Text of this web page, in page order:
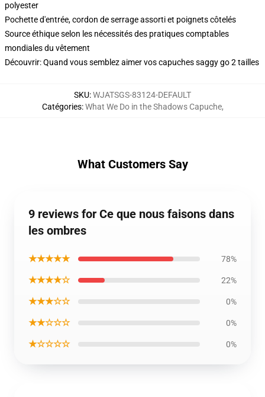
polyester
Pochette d'entrée, cordon de serrage assorti et poignets côtelés
Source éthique selon les nécessités des pratiques comptables
mondiales du vêtement
Découvrir: Quand vous semblez aimer vos capuches saggy go 2 tailles
SKU:WJATSGS-83124-DEFAULT
Catégories:What We Do in the Shadows Capuche,
What Customers Say
9 reviews for Ce que nous faisons dans
les ombres
★★★★★ 78%
★★★★☆ 22%
★★★☆☆ 0%
★★☆☆☆ 0%
★☆☆☆☆ 0%